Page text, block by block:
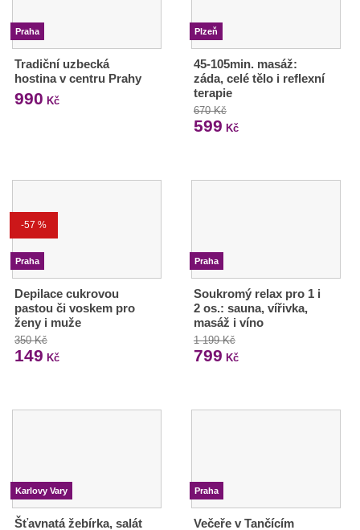
Praha
Tradiční uzbecká
hostina v centru Prahy
990 Kč
Plzeň
45-105min. masáž:
záda, celé tělo i reflexní
terapie
670 Kč
599 Kč
-57 %
Praha
Depilace cukrovou
pastou či voskem pro
ženy i muže
350 Kč
149 Kč
Praha
Soukromý relax pro 1 i
2 os.: sauna, vířivka,
masáž i víno
1 199 Kč
799 Kč
Karlovy Vary
Šťavnatá žebírka, salát
Praha
Večeře v Tančícím